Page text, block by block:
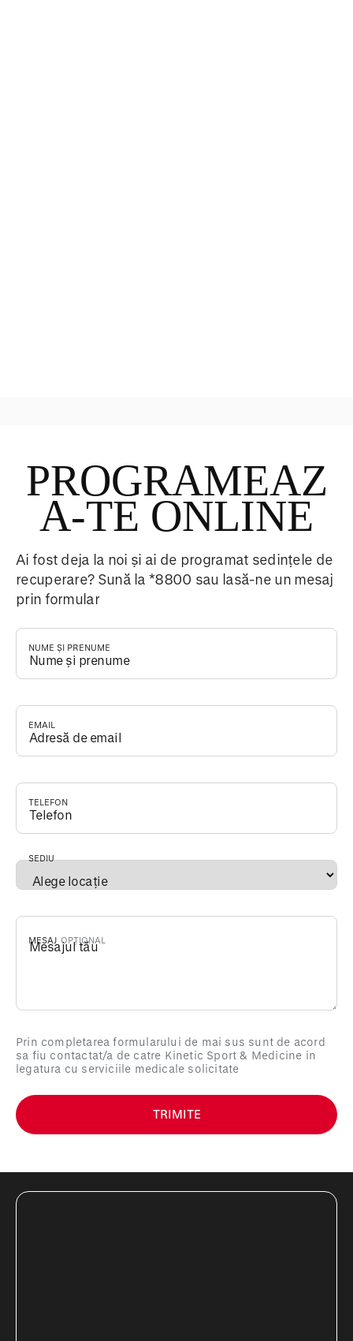
PROGRAMEAZ
A-TE ONLINE
Ai fost deja la noi și ai de programat sedințele de
recuperare? Sună la *8800 sau lasă-ne un mesaj
prin formular
NUME ȘI PRENUME
EMAIL
TELEFON
SEDIU*
MESAJ
Prin completarea formularului de mai sus sunt de acord
sa fiu contactat/a de catre Kinetic Sport & Medicine in
legatura cu serviciile medicale solicitate
TRIMITE